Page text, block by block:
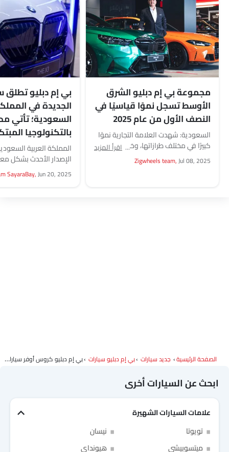
مجموعة بي إم دبليو الشرق
الأوسط تسجل نموًا قياسيًا في
النصف الأول من عام 2025
السعودية: شهدت العلامة التجارية نموًا
كبيرًا في مختلف طرازاتها، وخصوصًا في
فئة السيارات عالية الأداء. كما ارتفعت
خدمات دعم العملاء...
اقرأ المزيد
Zigwheels team,Jul 08, 2025
الجديدة في
السعودية؛ تأتي
بالتكنولوجيا
المملكة العربية
الإصدار الأحدث بشكل
حالات القيادة في
السعودية. أطلقت
SayaraBay,Jun 20, 2025
الصفحة الرئيسية جديد سيارات بي إم دبليو سيارات بي إم دبليو كروس أوفر سيارات
ابحث عن السيارات أخرى
علامات السيارات الشهيرة
تويوتا
نيسان
ميتسوبيشي
هيونداي